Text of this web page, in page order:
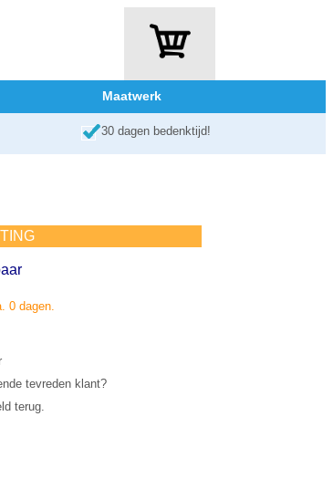
Maatwerk
30 dagen bedenktijd!
0 dagen.
tevreden klant?
terug.